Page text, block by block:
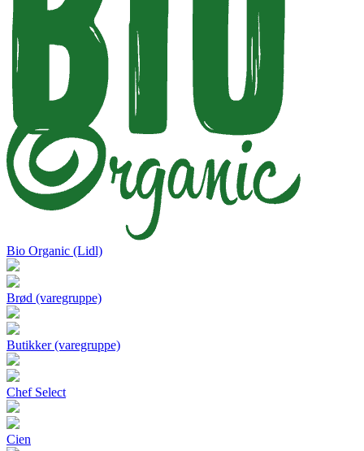
Bio Organic (Lidl)
Brød (varegruppe)
Butikker (varegruppe)
Chef Select
Cien